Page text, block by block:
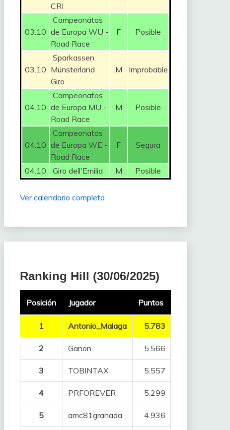
CRI
03.10
Campeonatos
de Europa WU -
Road Race
F Posible
03.10
Sparkassen
Münsterland
Giro
M Improbable
04.10
Campeonatos
de Europa MU -
Road Race
M Posible
04.10
Campeonatos
de Europa WE -
Road Race
F Segura
04.10 Giro dell'Emilia M Posible
Ver calendario completo
Ranking Hill (30/06/2025)
Posición Jugador Puntos
1 Antonio_Malaga 5.783
2 Ganon 5.566
3 TOBINTAX 5.557
4 PRFOREVER 5.299
5 amc81granada 4.936